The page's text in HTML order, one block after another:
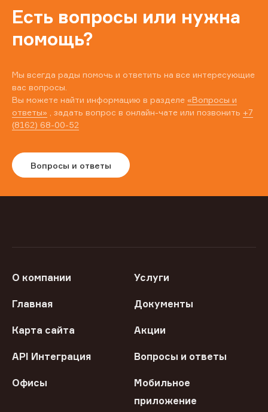
Есть вопросы или нужна
помощь?
Мы всегда рады помочь и ответить на все интересующие
вас вопросы.
Вы можете найти информацию в разделе «Вопросы и
ответы» , задать вопрос в онлайн-чате или позвонить +7
(8162) 68-00-52
Вопросы и ответы
О компании Услуги
Главная Документы
Карта сайта Акции
API Интеграция Вопросы и ответы
Офисы
Мобильное
приложение